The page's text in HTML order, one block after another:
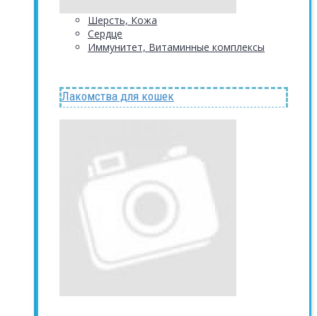
Шерсть, Кожа
Сердце
Иммунитет, Витаминные комплексы
Лакомства для кошек